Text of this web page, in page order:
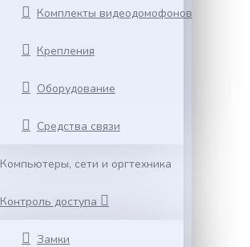
Комплекты видеодомофонов
Крепления
Оборудование
Средства связи
Компьютеры, сети и оргтехника
Контроль доступа
Замки